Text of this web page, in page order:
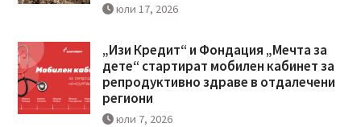
юли 17, 2026
„Изи Кредит“ и Фондация „Мечта за
дете“ стартират мобилен кабинет за
репродуктивно здраве в отдалечени
региони
юли 7, 2026